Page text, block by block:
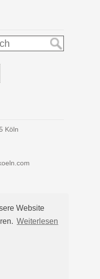
Website
Weiterlesen
Köln